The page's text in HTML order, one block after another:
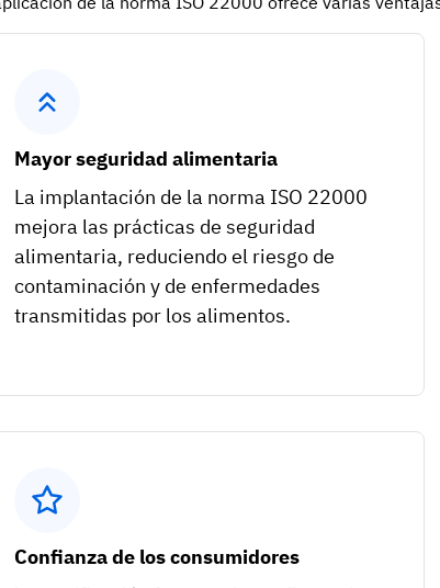
Mayor seguridad alimentaria
La implantación de la norma ISO 22000
mejora las prácticas de seguridad
alimentaria, reduciendo el riesgo de
contaminación y de enfermedades
transmitidas por los alimentos.
Confianza de los consumidores